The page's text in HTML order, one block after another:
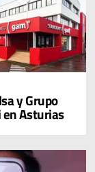
y Grupo
en Asturias